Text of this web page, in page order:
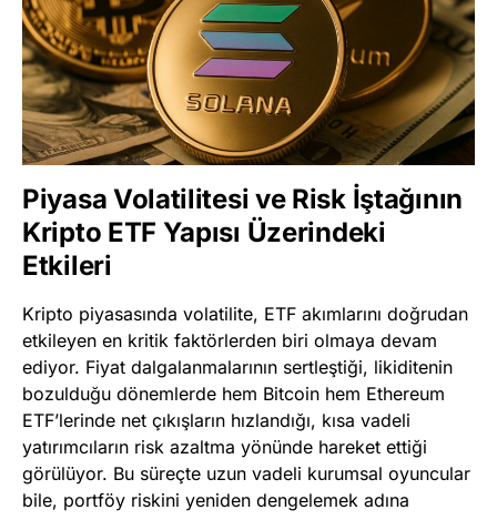
Piyasa Volatilitesi ve Risk İştağının
Kripto ETF Yapısı Üzerindeki
Etkileri
Kripto piyasasında volatilite, ETF akımlarını doğrudan
etkileyen en kritik faktörlerden biri olmaya devam
ediyor. Fiyat dalgalanmalarının sertleştiği, likiditenin
bozulduğu dönemlerde hem Bitcoin hem Ethereum
ETF’lerinde net çıkışların hızlandığı, kısa vadeli
yatırımcıların risk azaltma yönünde hareket ettiği
görülüyor. Bu süreçte uzun vadeli kurumsal oyuncular
bile, portföy riskini yeniden dengelemek adına